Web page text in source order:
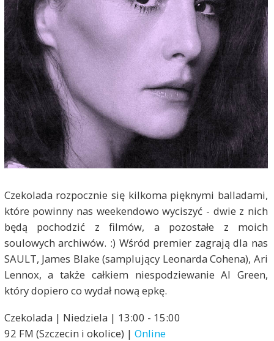
Czekolada rozpocznie się kilkoma pięknymi balladami,
które powinny nas weekendowo wyciszyć - dwie z nich
będą pochodzić z filmów, a pozostałe z moich
soulowych archiwów. :) Wśród premier zagrają dla nas
SAULT, James Blake (samplujący Leonarda Cohena), Ari
Lennox, a także całkiem niespodziewanie Al Green,
który dopiero co wydał nową epkę.
Czekolada | Niedziela | 13:00 - 15:00
92 FM (Szczecin i okolice) | Online